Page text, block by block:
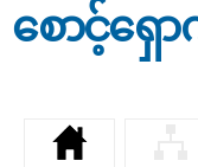
စောင့်ရှေ